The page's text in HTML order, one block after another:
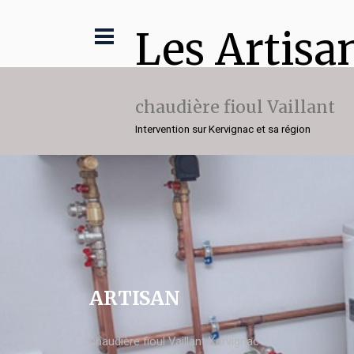
Les
chaudière fioul Vaillant
Intervention sur Kervignac et sa région
ARTISAN
chaudière fioul Vaillant Kervignac